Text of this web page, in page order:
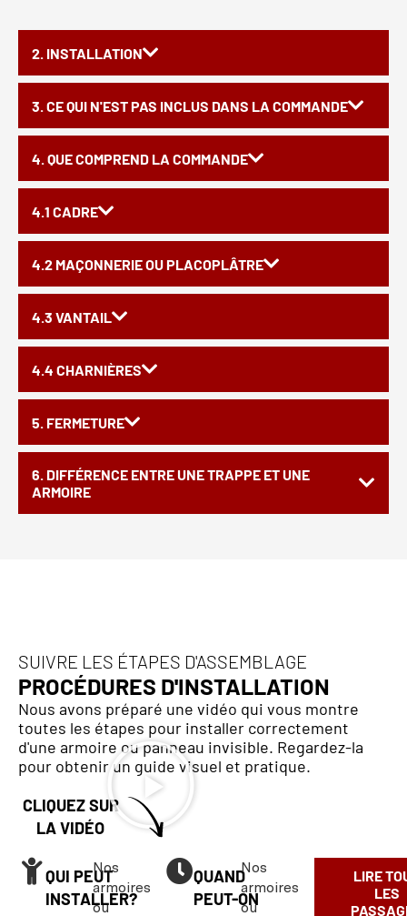
2. INSTALLATION
3. CE QUI N'EST PAS INCLUS DANS LA COMMANDE
4. QUE COMPREND LA COMMANDE
4.1 CADRE
4.2 MAÇONNERIE OU PLACOPLÂTRE
4.3 VANTAIL
4.4 CHARNIÈRES
5. FERMETURE
6. DIFFÉRENCE ENTRE UNE TRAPPE ET UNE
ARMOIRE
SUIVRE LES ÉTAPES D'ASSEMBLAGE
PROCÉDURES D'INSTALLATION
Nous avons préparé une vidéo qui vous montre
toutes les étapes pour installer correctement
d'une armoire ou panneau invisible. Regardez-la
pour obtenir un guide visuel et pratique.
CLIQUEZ SUR
LA VIDÉO
QUI PEUT
INSTALLER?
Nos
armoires
ou
QUAND
PEUT-ON
Nos
armoires
ou
LIRE
LES